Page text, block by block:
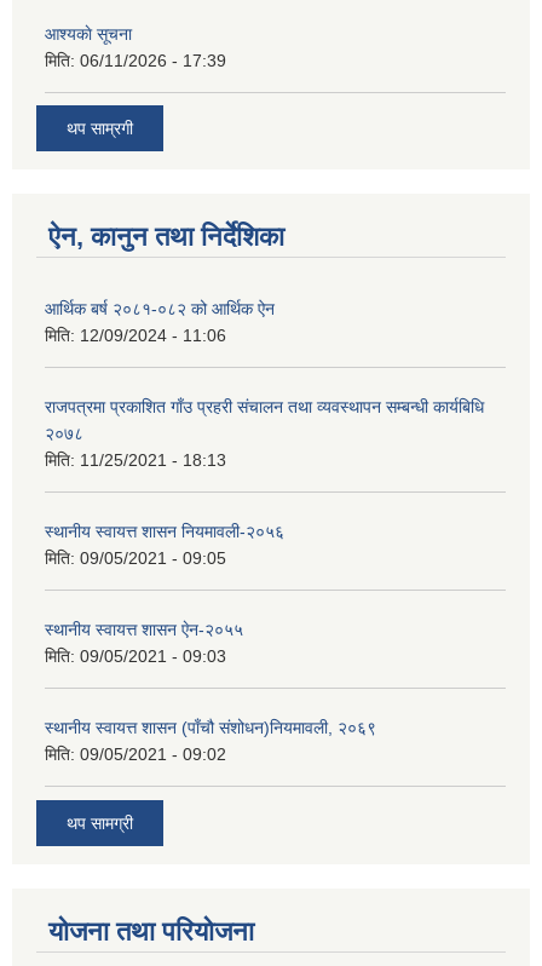
आश्यकाे सूचना
मिति: 06/11/2026 - 17:39
थप साम्रगी
ऐन, कानुन तथा निर्देशिका
आर्थिक बर्ष २०८१-०८२ को आर्थिक ऐन
मिति: 12/09/2024 - 11:06
राजपत्रमा प्रकाशित गाँउ प्रहरी संचालन तथा व्यवस्थापन सम्बन्धी कार्यबिधि
२०७८
मिति: 11/25/2021 - 18:13
स्थानीय स्वायत्त शासन नियमावली-२०५६
मिति: 09/05/2021 - 09:05
स्थानीय स्वायत्त शासन ए‍ेन-२०५५
मिति: 09/05/2021 - 09:03
स्थानीय स्वायत्त शासन (पाँचौ संशोधन)नियमावली, २०६९
मिति: 09/05/2021 - 09:02
थप सामग्री
योजना तथा परियोजना